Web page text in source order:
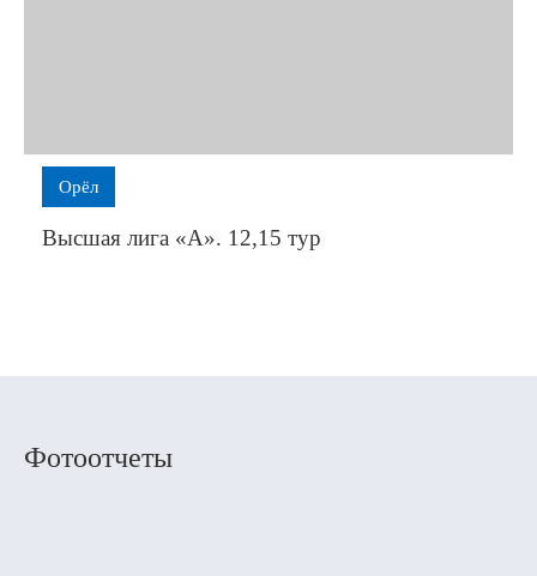
Орёл
Высшая лига «А». 12,15 тур
Фотоотчеты